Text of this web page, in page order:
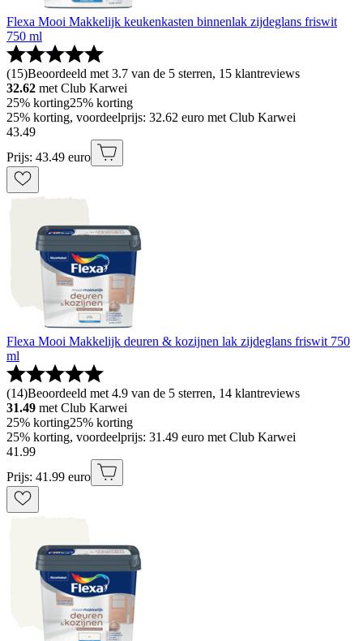
Flexa Mooi Makkelijk keukenkasten binnenlak zijdeglans friswit
750 ml
(15)Beoordeeld met 3.7 van de 5 sterren, 15 klantreviews
32.62 met Club Karwei
25% korting25% korting
25% korting, voordeelprijs: 32.62 euro met Club Karwei
43.49
Prijs: 43.49 euro
Flexa Mooi Makkelijk deuren & kozijnen lak zijdeglans friswit 750
ml
(14)Beoordeeld met 4.9 van de 5 sterren, 14 klantreviews
31.49 met Club Karwei
25% korting25% korting
25% korting, voordeelprijs: 31.49 euro met Club Karwei
41 .99
Prijs: 41.99 euro